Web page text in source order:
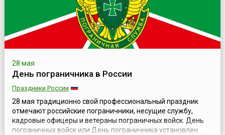
28 мая
День пограничника в России
Праздники России
28 мая традиционно свой профессиональный праздник
отмечают российские пограничники, несущие службу,
кадровые офицеры и ветераны пограничных войск. День
пограничных войск или День пограничника установлен